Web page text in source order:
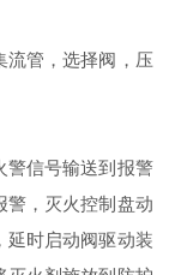
管，选择阀，压
信号输送到报警
警，灭火控制盘动
延时启动阀驱动装